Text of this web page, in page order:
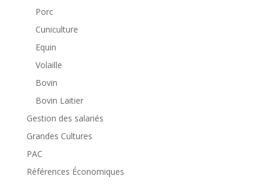
Porc
Cuniculture
Equin
Volaille
Bovin
Bovin Laitier
Gestion des salariés
Grandes Cultures
PAC
Références Économiques